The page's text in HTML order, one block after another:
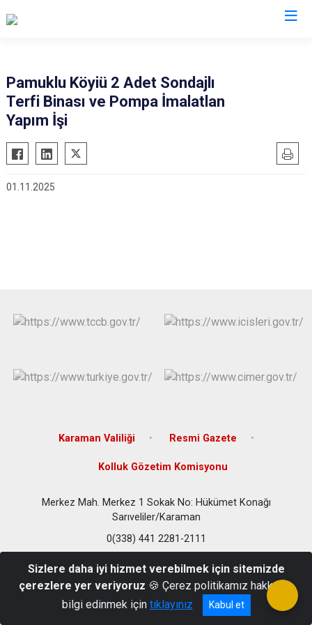
Ayrancı
Başyayla
Ermenek
Pamuklu Köyiü 2 Adet Sondajlı
Terfi Binası ve Pompa İmalatlan
Yapım İşi
01.11.2025
Karaman Valiliği Resmi Gazete
Kolluk Gözetim Komisyonu
Merkez Mah. Merkez 1 Sokak No: Hükümet Konağı
Sarıveliler/Karaman
0(338) 441 2281-2111
Sizlere daha iyi hizmet verebilmek için sitemizde
çerezlere yer veriyoruz 🍪 Çerez politikamız hakkında
bilgi edinmek için tıklayınız Kabul et